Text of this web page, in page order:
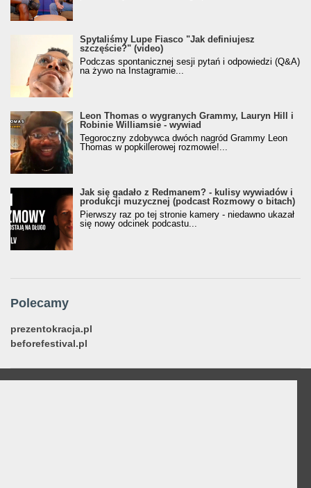
Spytaliśmy Lupe Fiasco "Jak definiujesz
szczęście?" (video)
Podczas spontanicznej sesji pytań i odpowiedzi (Q&A)
na żywo na Instagramie...
Leon Thomas o wygranych Grammy, Lauryn Hill i
Robinie Williamsie - wywiad
Tegoroczny zdobywca dwóch nagród Grammy Leon
Thomas w popkillerowej rozmowie!...
Jak się gadało z Redmanem? - kulisy wywiadów i
produkcji muzycznej (podcast Rozmowy o bitach)
Pierwszy raz po tej stronie kamery - niedawno ukazał
się nowy odcinek podcastu...
Polecamy
prezentokracja.pl
beforefestival.pl